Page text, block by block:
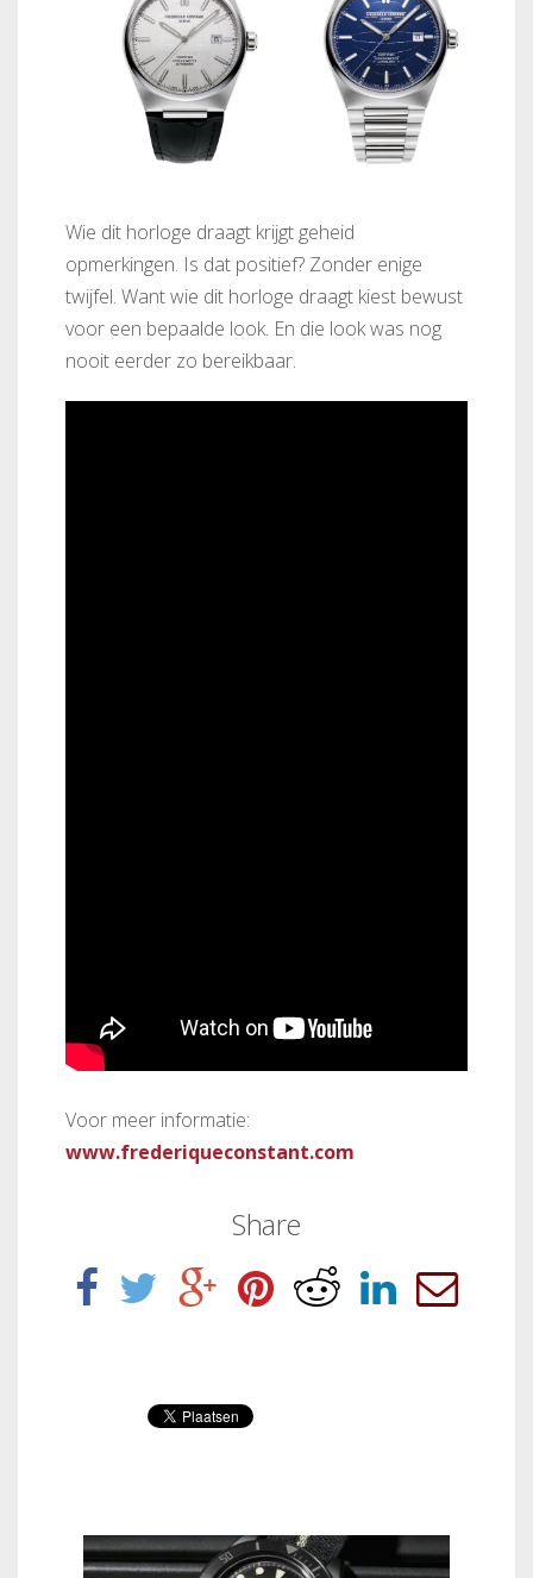
Wie dit horloge draagt krijgt geheid
opmerkingen. Is dat positief? Zonder enige
twijfel. Want wie dit horloge draagt kiest bewust
voor een bepaalde look. En die look was nog
nooit eerder zo bereikbaar.
Voor meer informatie:
www.frederiqueconstant.com
Share